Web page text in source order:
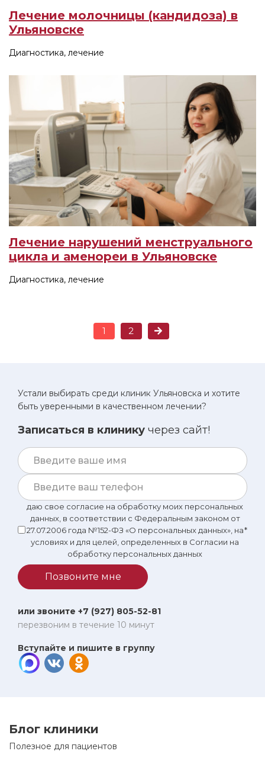
Лечение молочницы (кандидоза) в
Ульяновске
Диагностика, лечение
Лечение нарушений менструального
цикла и аменореи в Ульяновске
Диагностика, лечение
1 2
Устали выбирать среди клиник Ульяновска и хотите
быть уверенными в качественном лечении?
Записаться в клинику через сайт!
даю свое согласие на обработку моих персональных
данных, в соответствии с Федеральным законом от
27.07.2006 года №152-ФЗ «О персональных данных», на
условиях и для целей, определенных в Согласии на
обработку персональных данных
*
Позвоните мне
или звоните +7 (927) 805-52-81
перезвоним в течение 10 минут
Вступайте и пишите в группу
Блог клиники
Полезное для пациентов